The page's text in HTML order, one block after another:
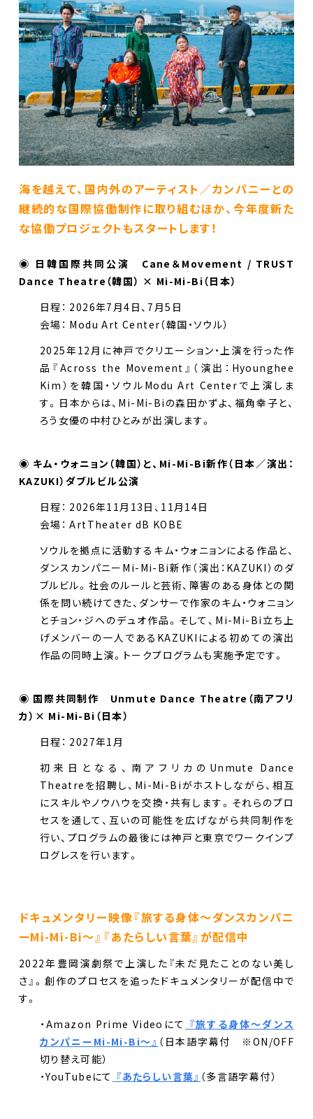
海を越えて、国内外のアーティスト／カンパニーとの
継続的な国際協働制作に取り組むほか、今年度新た
な協働プロジェクトもスタートします！
◉ 日韓国際共同公演 Cane＆Movement / TRUST
Dance Theatre（韓国） × Mi-Mi-Bi（日本）
日程： 2026年7月4日、7月5日
会場： Modu Art Center（韓国・ソウル）
2025年12月に神戸でクリエーション・上演を行った作
品『Across the Movement』（演出：Hyounghee
Kim）を韓国・ソウルModu Art Centerで上演しま
す。日本からは、Mi-Mi-Biの森田かずよ、福角幸子と、
ろう女優の中村ひとみが出演します。
◉ キム・ウォニョン（韓国）と、Mi-Mi-Bi新作（日本／演出：
KAZUKI）ダブルビル公演
日程： 2026年11月13日、11月14日
会場： ArtTheater dB KOBE
ソウルを拠点に活動するキム・ウォニョンによる作品と、
ダンスカンパニーMi-Mi-Bi新作（演出：KAZUKI）のダ
ブルビル。社会のルールと芸術、障害のある身体との関
係を問い続けてきた、ダンサーで作家のキム・ウォニョン
とチョン・ジヘのデュオ作品。そして、Mi-Mi-Bi立ち上
げメンバーの一人であるKAZUKIによる初めての演出
作品の同時上演。トークプログラムも実施予定です。
◉ 国際共同制作 Unmute Dance Theatre（南アフリ
カ）× Mi-Mi-Bi（日本）
日程： 2027年1月
初来日となる、南アフリカのUnmute Dance
Theatreを招聘し、Mi-Mi-Biがホストしながら、相互
にスキルやノウハウを交換・共有します。それらのプロ
セスを通して、互いの可能性を広げながら共同制作を
行い、プログラムの最後には神戸と東京でワークインプ
ログレスを行います。
ドキュメンタリー映像『旅する身体〜ダンスカンパニ
ーMi-Mi-Bi〜』『あたらしい言葉』が配信中
2022年豊岡演劇祭で上演した『未だ見たことのない美し
さ』。創作のプロセスを追ったドキュメンタリーが配信中で
す。
・Amazon Prime Videoにて 『旅する身体〜ダンス
カンパニーMi-Mi-Bi〜』 （日本語字幕付 ※ON/OFF
切り替え可能）
・YouTubeにて 『あたらしい言葉』 （多言語字幕付）